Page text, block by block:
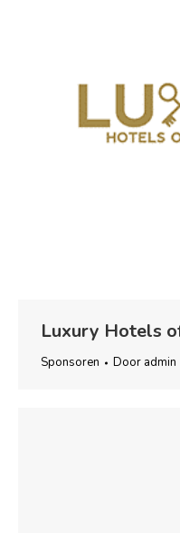
Luxury Hotels
Sponsoren Door admin